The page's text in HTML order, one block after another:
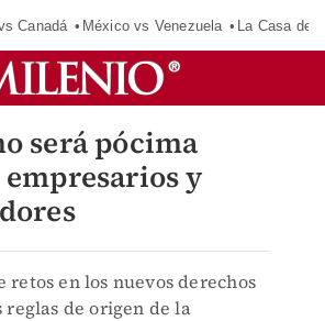
Canadá México vs Venezuela La Casa de
será pócima
y
retos en los nuevos derechos
reglas de origen de la